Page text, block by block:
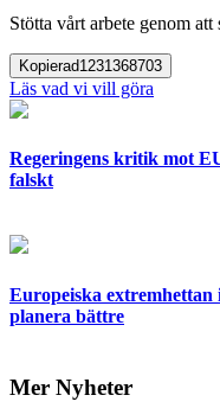
Stötta vårt arbete genom
Kopierad1231368703
Läs vad vi vill göra
Regeringens kritik mot
falskt
Europeiska extremhettan
planera bättre
Mer Nyheter